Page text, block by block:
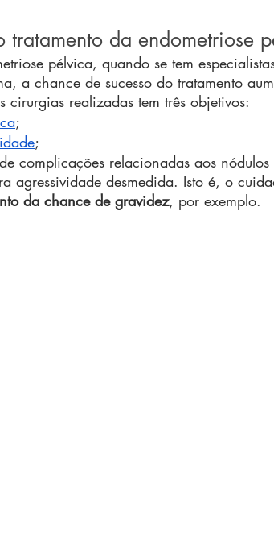
tratamento da endometriose
pélvica, quando se tem
a chance de sucesso do tratamento
cirurgias realizadas tem três objetivos:
;
;
complicações relacionadas aos nódulos
agressividade desmedida. Isto é, o
da chance de gravidez, por exemplo.